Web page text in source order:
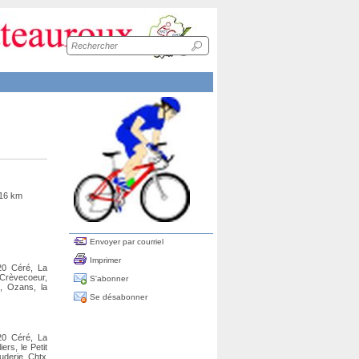
Recherche
sur
site
km
Céré, La
Ozans, la
Céré, La
le Petit
Chtx
Envoyer par courriel
Imprimer
S'abonner
Se désabonner